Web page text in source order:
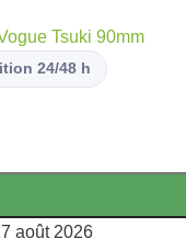
24/48 h
août 2026